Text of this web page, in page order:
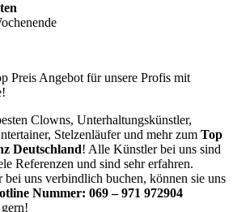
Preis Angebot für unsere Profis mit
Clowns, Unterhaltungskünstler,
Stelzenläufer und mehr zum Top
Deutschland! Alle Künstler bei uns sind
Referenzen und sind sehr erfahren.
bei uns verbindlich buchen, können sie uns
Nummer: 069 – 971 972904